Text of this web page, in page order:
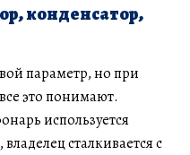
конденсатор,
параметр, но при
это понимают.
используется
сталкивается с